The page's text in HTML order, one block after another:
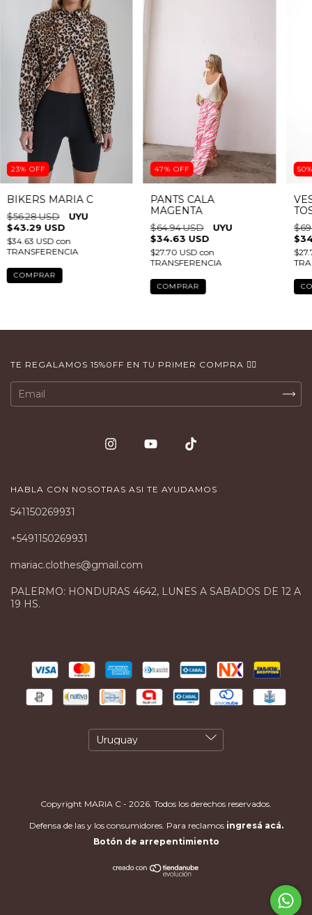
23% OFF
BIKERS MARIA C
$56.28 USD
$43.29 USD
$34.63 USDcon
TRANSFERENCIA
COMPRAR
47% OFF
PANTS CALA
MAGENTA
$64.94 USD
$34.63 USD
$27.70 USDcon
TRANSFERENCIA
COMPRAR
50
TE REGALAMOS 15%0FF EN TU PRIMER COMPRA 👇🏻
HABLA CON NOSOTRAS ASI TE AYUDAMOS
541150269931
+5491150269931
mariac.clothes@gmail.com
PALERMO: HONDURAS 4642, LUNES A SABADOS DE 12 A
19 HS.
Copyright MARIA C - 2026. Todos los derechos reservados.
Defensa de las y los consumidores. Para reclamos ingresá acá.
Botón de arrepentimiento